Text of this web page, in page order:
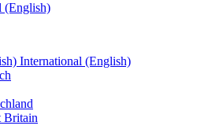
(English)
International (English)
Britain